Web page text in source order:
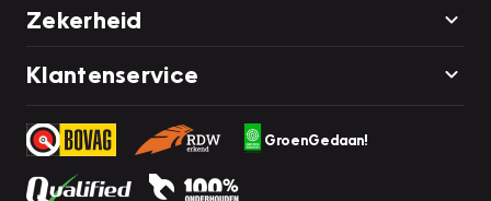
Zekerheid
Klantenservice
GroenGedaan!